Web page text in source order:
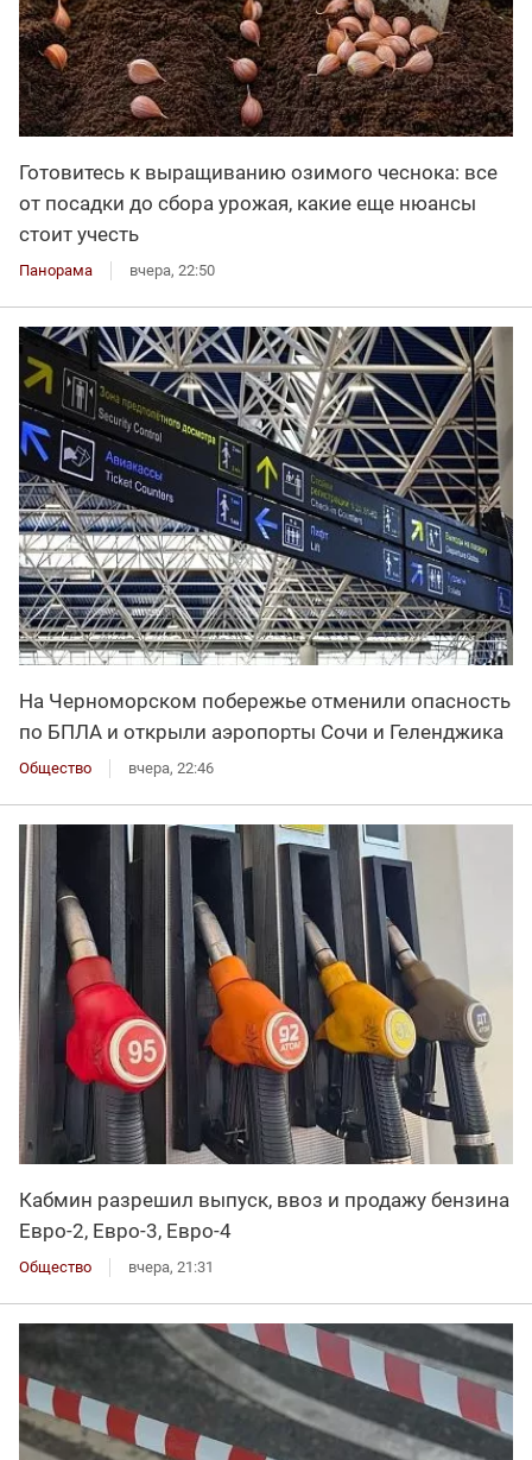
Готовитесь к выращиванию озимого чеснока: все
от посадки до сбора урожая, какие еще нюансы
стоит учесть
Панорама вчера, 22:50
На Черноморском побережье отменили опасность
по БПЛА и открыли аэропорты Сочи и Геленджика
Общество вчера, 22:46
Кабмин разрешил выпуск, ввоз и продажу бензина
Евро-2, Евро-3, Евро-4
Общество вчера, 21:31